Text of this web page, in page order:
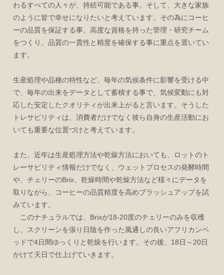
わるすべての人々が、持続可能である事。そして、大きな家族
のように皆で幸せになりたいと考えています。その為にコーヒ
ーの品質を保証する事。高度な資格を持った管理・研究チーム
をつくり、品質の一貫性と精度を確保する事に重点を置いてい
ます。
生産処理や品種の特性など、毎年の気候条件に影響を受ける中
で、毎年の出来をデータとして蓄積する事で、気候変動にも対
応した安定したクオリティが出来上がると言います。そうした
トレサビリティは、消費者だけでなく彼ら自身の生産活動にお
いても重要な位置づけと考えています。
また、近年は生産処理方法や乾燥方法においても、ロットのト
レーサビリティ情報だけでなく、ウェットプロセスの発酵時間
や、チェリーのBrix、乾燥時間や乾燥方法など様々にデータを
取りながら、コーヒーの品質精度を高めブラッシュアップを試
みています。
このナチュラルでは、Brixが18-20度のチェリーのみを収穫
し、スクリーンを張り日陰を作った風通しの良いアフリカンベ
ッドで4日間ゆっくりと乾燥を行います。その後、18日～20日
かけて天日で仕上げていきます。